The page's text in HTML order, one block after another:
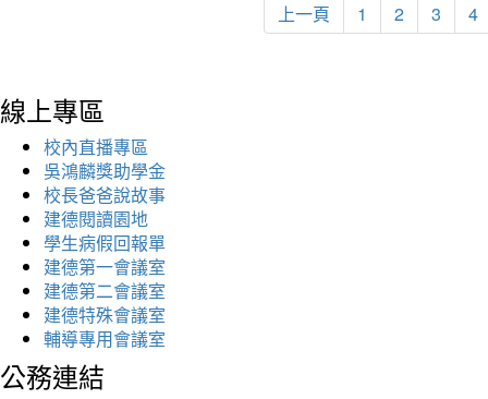
上一頁 1 2 3 4
線上專區
校內直播專區
吳鴻麟獎助學金
校長爸爸說故事
建德閱讀園地
學生病假回報單
建德第一會議室
建德第二會議室
建德特殊會議室
輔導專用會議室
公務連結